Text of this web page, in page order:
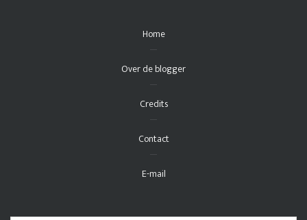
Home
Over de blogger
Credits
Contact
E-mail